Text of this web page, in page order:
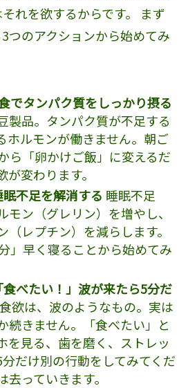
れを欲するからです。 まず
つのアクションから始めてみ
でタンパク質をしっかり摂る
製品。タンパク質が不足する
ホルモンが働きません。朝ご
ら「卵かけご飯」に変えるだ
変わります。
眠不足を解消する 睡眠不足
モン（グレリン）を増やし、
（レプチン）を減らします。
」早く寝ることから始めてみ
食べたい！」波が来たら5分だ
欲は、波のようなもの。実は
続きません。「食べたい」と
を見る、歯を磨く、ストレッ
だけ別の行動をしてみてくだ
っていきます。